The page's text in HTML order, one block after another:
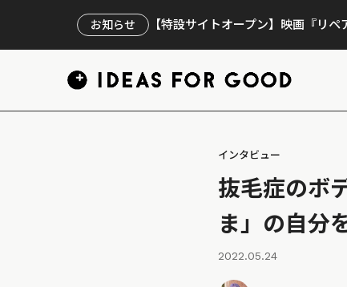
お知らせ 【特設サイトオープン】映画『リ
インタビュー
抜毛症のボ
ま」の自分
2022.05.24